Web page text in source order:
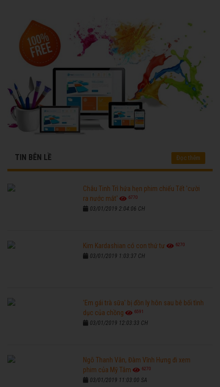
TIN BÊN LỀ Đọc thêm
Châu Tinh Trì hứa hẹn phim chiếu Tết 'cười
ra nước mắt'
6770
03/01/2019 2:04:06 CH
Kim Kardashian có con thứ tư 6270
03/01/2019 1:03:37 CH
'Em gái trà sữa' bị đồn ly hôn sau bê bối tình
dục của chồng
6591
03/01/2019 12:03:33 CH
Ngô Thanh Vân, Đàm Vĩnh Hưng đi xem
phim của Mỹ Tâm
6270
03/01/2019 11:03:00 SA